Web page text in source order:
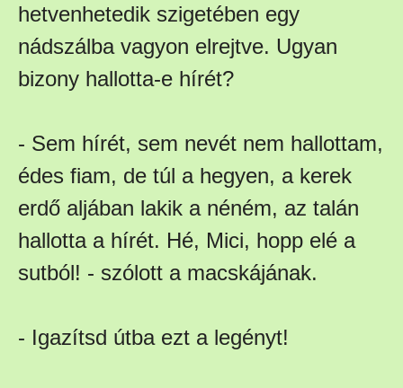
hetvenhetedik szigetében egy
nádszálba vagyon elrejtve. Ugyan
bizony hallotta-e hírét?
- Sem hírét, sem nevét nem hallottam,
édes fiam, de túl a hegyen, a kerek
erdő aljában lakik a néném, az talán
hallotta a hírét. Hé, Mici, hopp elé a
sutból! - szólott a macskájának.
- Igazítsd útba ezt a legényt!